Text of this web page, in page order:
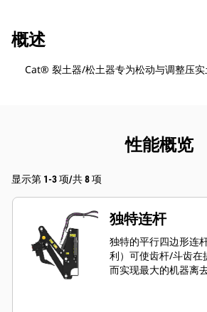
概述
Cat® 裂土器/松土器专为松动与调整压实
性能概览
显示第 1-3 项/共 8 项
独特连杆
独特的平行四边形连
利）可使齿杆/斗齿在
而实现最大的机器离去